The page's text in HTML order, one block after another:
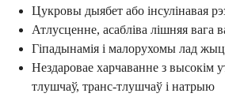
Цукровы дыябет або інсулінавая
Атлусценне, асабліва лішняя вага
Гіпадынамія і малорухомы лад
Нездаровае харчаванне з
тлушчаў, транс-тлушчаў і натрыю